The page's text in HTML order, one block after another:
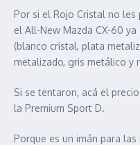
Por si el Rojo Cristal no les
el All-New Mazda CX-60
(blanco cristal, plata
metalizado, gris metálico y
Si se tentaron, acá el
la Premium Sport D.
Porque es un imán para